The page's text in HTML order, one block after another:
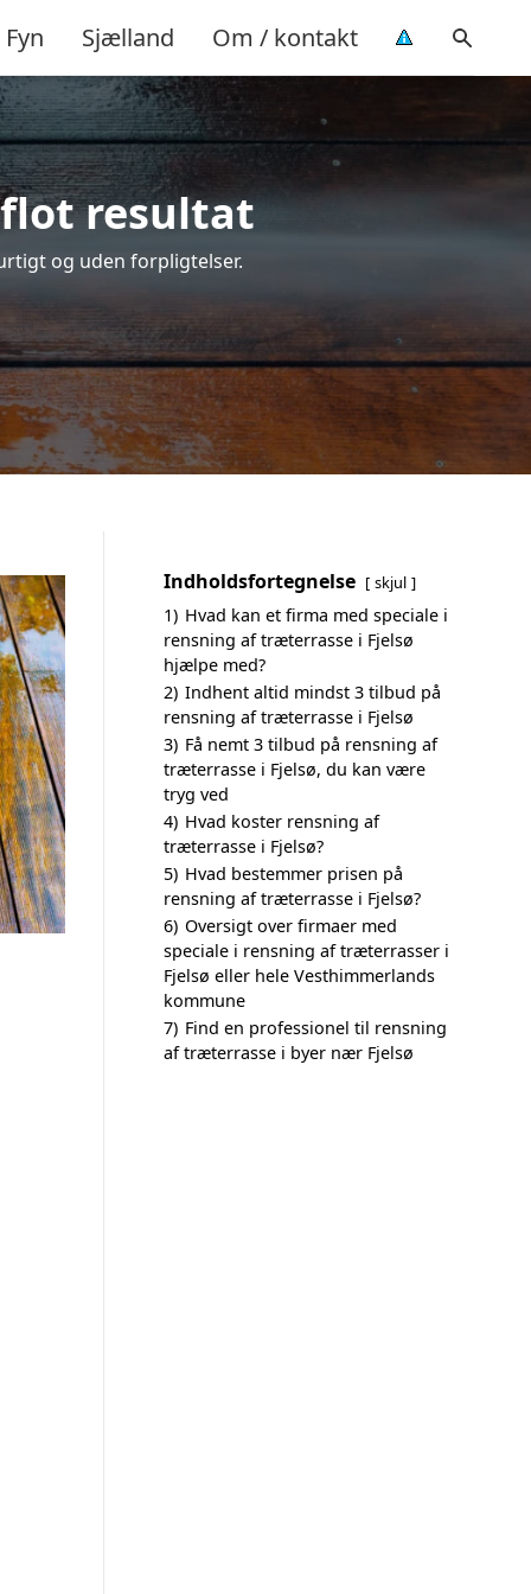
Fyn Sjælland Om / kontakt
resultat
og uden forpligtelser.
Indholdsfortegnelse skjul
1) Hvad kan et firma med speciale i
rensning af træterrasse i Fjelsø
hjælpe med?
2) Indhent altid mindst 3 tilbud på
rensning af træterrasse i Fjelsø
3) Få nemt 3 tilbud på rensning af
træterrasse i Fjelsø, du kan være
tryg ved
4) Hvad koster rensning af
træterrasse i Fjelsø?
5) Hvad bestemmer prisen på
rensning af træterrasse i Fjelsø?
6) Oversigt over firmaer med
speciale i rensning af træterrasser i
Fjelsø eller hele Vesthimmerlands
kommune
7) Find en professionel til rensning
af træterrasse i byer nær Fjelsø